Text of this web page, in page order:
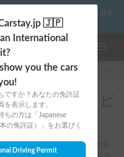
🇯🇵
International
you the cars
ですか？あなたの免許証
を表示します。
ちの方は「Japanese
の免許証）」をお選びく
Driving Permit
ングカーで最高の思い出にしません
か？
ポット予約はCarstay
ンタルキャンピ
カー
鎌倉周辺を起点に、海沿いや箱
う車両を検索可能。ペット可や